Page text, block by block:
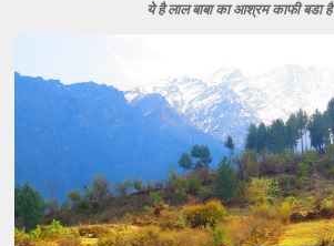
ये है लाल बाबा का आश्रम काफी बडा है